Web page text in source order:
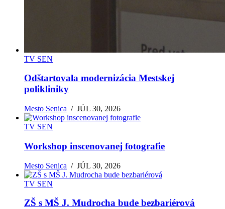
TV SEN
Odštartovala modernizácia Mestskej
polikliniky
Mesto Senica /JÚL 30, 2026
TV SEN
Workshop inscenovanej fotografie
Mesto Senica /JÚL 30, 2026
TV SEN
ZŠ s MŠ J. Mudrocha bude bezbariérová